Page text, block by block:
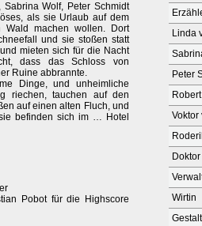
Wolf, Peter Schmidt
als sie Urlaub auf dem
Wald machen wollen. Dort
und sie stoßen statt
mieten sich für die Nacht
dass das Schloss von
Ruine abbrannte.
Dinge, und unheimliche
riechen, tauchen auf den
auf einen alten Fluch, und
befinden sich im … Hotel
Pobot für die Highscore
Linda
Peter
Voktor
Wirtin
Gestalt